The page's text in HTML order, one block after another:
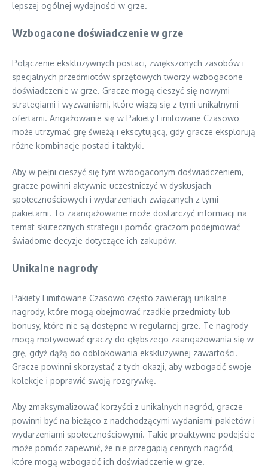
lepszej ogólnej wydajności w grze.
Wzbogacone doświadczenie w grze
Połączenie ekskluzywnych postaci, zwiększonych zasobów i
specjalnych przedmiotów sprzętowych tworzy wzbogacone
doświadczenie w grze. Gracze mogą cieszyć się nowymi
strategiami i wyzwaniami, które wiążą się z tymi unikalnymi
ofertami. Angażowanie się w Pakiety Limitowane Czasowo
może utrzymać grę świeżą i ekscytującą, gdy gracze eksplorują
różne kombinacje postaci i taktyki.
Aby w pełni cieszyć się tym wzbogaconym doświadczeniem,
gracze powinni aktywnie uczestniczyć w dyskusjach
społecznościowych i wydarzeniach związanych z tymi
pakietami. To zaangażowanie może dostarczyć informacji na
temat skutecznych strategii i pomóc graczom podejmować
świadome decyzje dotyczące ich zakupów.
Unikalne nagrody
Pakiety Limitowane Czasowo często zawierają unikalne
nagrody, które mogą obejmować rzadkie przedmioty lub
bonusy, które nie są dostępne w regularnej grze. Te nagrody
mogą motywować graczy do głębszego zaangażowania się w
grę, gdyż dążą do odblokowania ekskluzywnej zawartości.
Gracze powinni skorzystać z tych okazji, aby wzbogacić swoje
kolekcje i poprawić swoją rozgrywkę.
Aby zmaksymalizować korzyści z unikalnych nagród, gracze
powinni być na bieżąco z nadchodzącymi wydaniami pakietów i
wydarzeniami społecznościowymi. Takie proaktywne podejście
może pomóc zapewnić, że nie przegapią cennych nagród,
które mogą wzbogacić ich doświadczenie w grze.